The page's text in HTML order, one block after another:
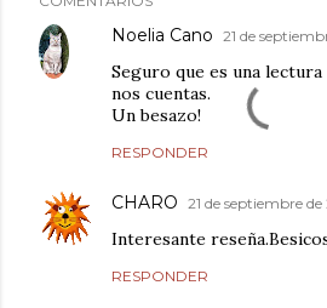
Noelia Cano 21 de
Seguro que es una
nos cuentas.
Un besazo!
RESPONDER
CHARO 21 de septiembre de
Interesante
RESPONDER